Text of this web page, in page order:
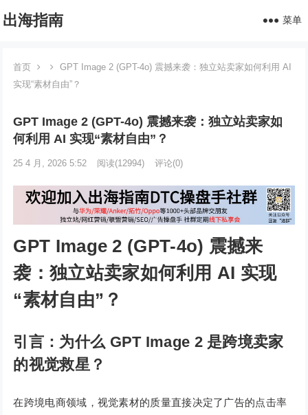
出海指南 菜单
首页
GPT Image 2 (GPT-4o) 震撼来袭：独立站卖家如何利用 AI
实现“素材自由”？
GPT Image 2 (GPT-4o) 震撼来袭：独立站卖家如
何利用 AI 实现“素材自由”？
25 4 月, 2026 5:52 阅读(12994) 评论(0)
GPT Image 2 (GPT-4o) 震撼来
袭：独立站卖家如何利用 AI 实现
“素材自由”？
引言：为什么 GPT Image 2 是跨境卖家
的视觉救星？
在跨境电商领域，视觉素材的质量直接决定了广告的点击率